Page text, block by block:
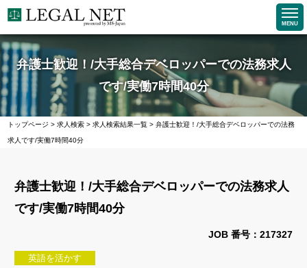
MENU
弁護士歓迎！/大手総合デベロッパーでの法務求人
です/実働7時間40分
トップページ >求人検索 >求人検索結果一覧 >弁護士歓迎！/大手総合デベロッパーでの法務
求人です/実働7時間40分
弁護士歓迎！/大手総合デベロッパーでの法務求人
です/実働7時間40分
JOB 番号：217327
英語を活かす